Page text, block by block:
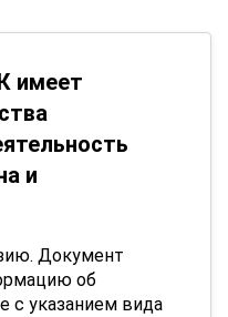
имеет
и
Документ
об
с указанием вида